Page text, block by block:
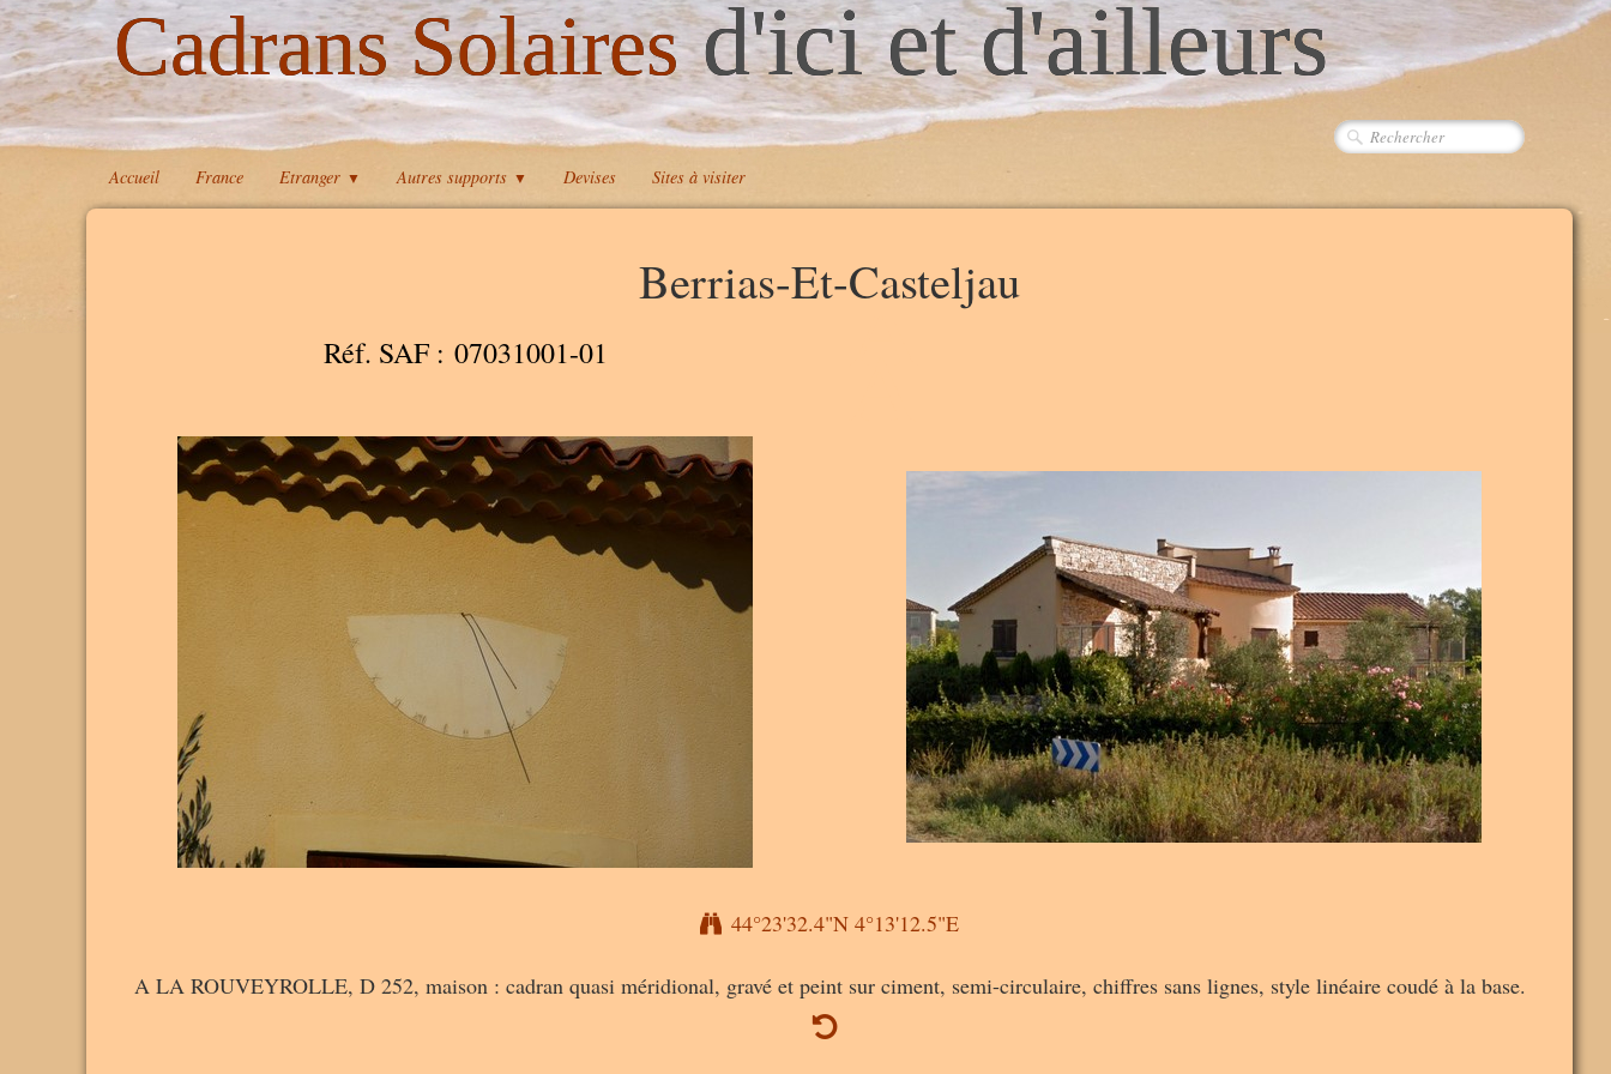
Cadrans Solairesd'ici et d'ailleurs
Accueil France Etranger ▼ Autres supports ▼ Devises Sites à visiter
Berrias-Et-Casteljau
Réf. SAF : 07031001-01 A
44°23'32.4"N 4°13'12.5"E
A LA ROUVEYROLLE, D 252, maison : cadran quasi méridional, gravé et peint sur ciment, semi-circulaire, chiffres sans lignes, style linéaire coudé à la base.